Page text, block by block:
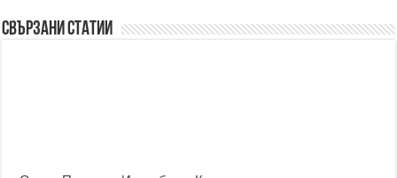
Свързани статии